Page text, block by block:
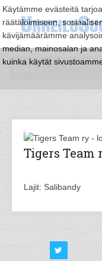
Käytämme evästeitä
räätälöimiseen,
kävijämäärämme
median, mainosalan ja
kuinka käytät
Tigers Team
Lajit: Salibandy